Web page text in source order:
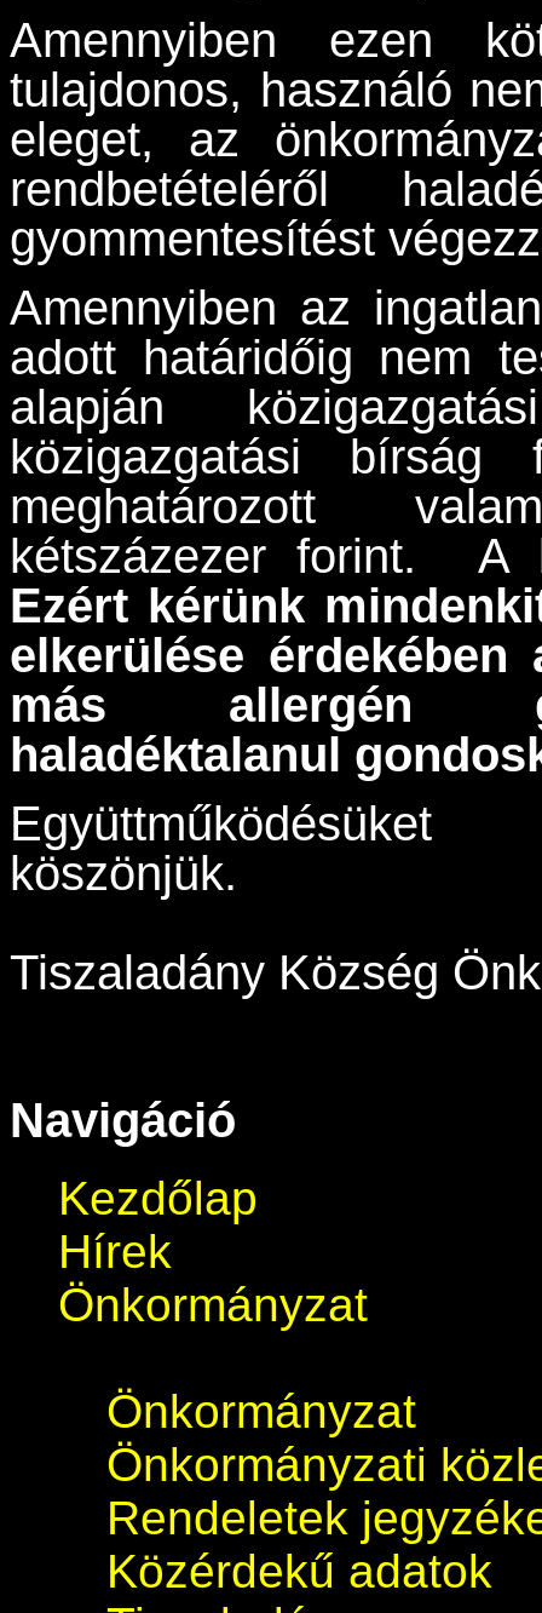
Amennyiben ezen
tulajdonos, használó
eleget, az
rendbetételéről
gyommentesítést
Amennyiben az
adott határidőig nem
alapján
közigazgatási
meghatározott
kétszázezer forint. A
Ezért kérünk
elkerülése
más allergén
haladéktalanul
Együttműködésüket
Tiszaladány Község
Navigáció
Kezdőlap
Hírek
Önkormányzat
Önkormányzat
Önkormányzati
Rendeletek
Közérdekű adatok